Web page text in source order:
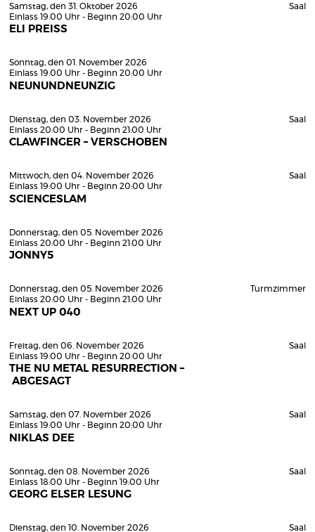
Samstag, den 31. Oktober 2026
Einlass 19:00 Uhr - Beginn 20:00 Uhr
ELI PREISS
Saal
Sonntag, den 01. November 2026
Einlass 19:00 Uhr - Beginn 20:00 Uhr
NEUNUNDNEUNZIG
Dienstag, den 03. November 2026
Einlass 20:00 Uhr - Beginn 21:00 Uhr
CLAWFINGER – VERSCHOBEN
Saal
Mittwoch, den 04. November 2026
Einlass 19:00 Uhr - Beginn 20:00 Uhr
SCIENCESLAM
Saal
Donnerstag, den 05. November 2026
Einlass 20:00 Uhr - Beginn 21:00 Uhr
JONNY5
Donnerstag, den 05. November 2026
Einlass 20:00 Uhr - Beginn 21:00 Uhr
NEXT UP 040
Turmzimmer
Freitag, den 06. November 2026
Einlass 19:00 Uhr - Beginn 20:00 Uhr
THE NU METAL RESURRECTION –
ABGESAGT
Saal
Samstag, den 07. November 2026
Einlass 19:00 Uhr - Beginn 20:00 Uhr
NIKLAS DEE
Saal
Sonntag, den 08. November 2026
Einlass 18:00 Uhr - Beginn 19:00 Uhr
GEORG ELSER LESUNG
Saal
Dienstag, den 10. November 2026 Saal